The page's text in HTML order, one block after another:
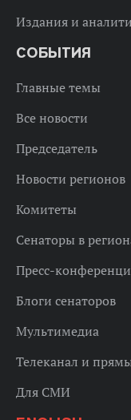
Издания и
СОБЫТИЯ
Главные темы
Все новости
Председатель
Новости регионов
Комитеты
Сенаторы в
Пресс-
Блоги сенаторов
Мультимедиа
Телеканал и
Для СМИ